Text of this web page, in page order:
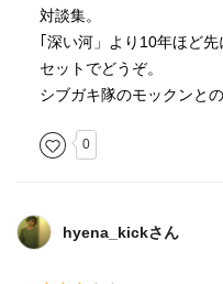
対談集。
｢深い河」より10年ほど先
セットでどうぞ。
シブガキ隊のモックンと
0
hyena_kickさん